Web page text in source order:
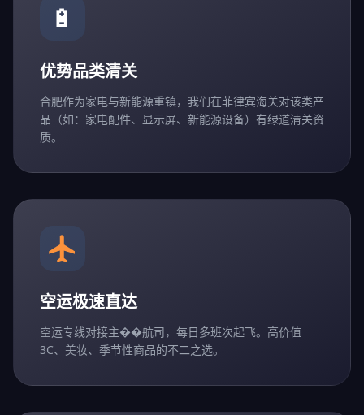
🔋
优势品类清关
合肥作为家电与新能源重镇，我们在菲律宾海关对该类产
品（如：家电配件、显示屏、新能源设备）有绿道清关资
质。
空运极速直达
空运专线对接主��航司，每日多班次起飞。高价值
3C、美妆、季节性商品的不二之选。